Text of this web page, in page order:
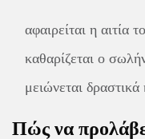
αφαιρείται η αιτία
καθαρίζεται ο
μειώνεται
Πώς να